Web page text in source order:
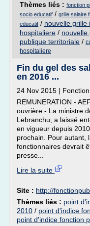
Thèmes liés : fonction
socio educatif / grille salaire
educatif / nouvelle grille
hospitaliere / nouvelle
publique territoriale /
hospitaliere
Fin du gel des
en 2016 ...
24 Nov 2015 |
REMUNERATION -
ouvrière - La ministre
Lebranchu, a laissé
en vigueur depuis
prochain. Pour autant,
fonctionnaires devrait
presse...
Lire la suite
Site : http://
Thèmes liés : point
2010 / point d'indice
point d'indice fonction